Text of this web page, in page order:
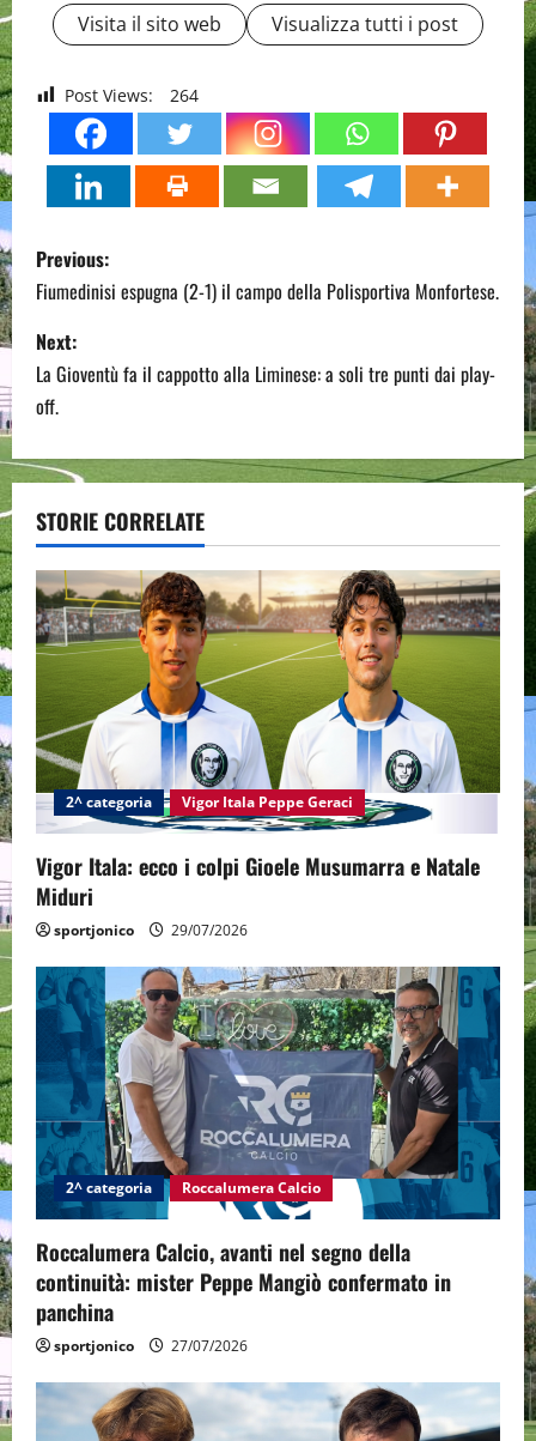
Visita il sito web Visualizza tutti i post
Post Views: 264
P
o
s
t
n
a
v
i
g
a
t
i
o
n
Previous:
Fiumedinisi espugna (2-1) il campo della Polisportiva Monfortese.
Next:
La Gioventù fa il cappotto alla Liminese: a soli tre punti dai play-
off.
STORIE CORRELATE
2^ categoria Vigor Itala Peppe Geraci
Vigor Itala: ecco i colpi Gioele Musumarra e Natale
Miduri
sportjonico 29/07/2026
2^ categoria Roccalumera Calcio
Roccalumera Calcio, avanti nel segno della
continuità: mister Peppe Mangiò confermato in
panchina
sportjonico 27/07/2026